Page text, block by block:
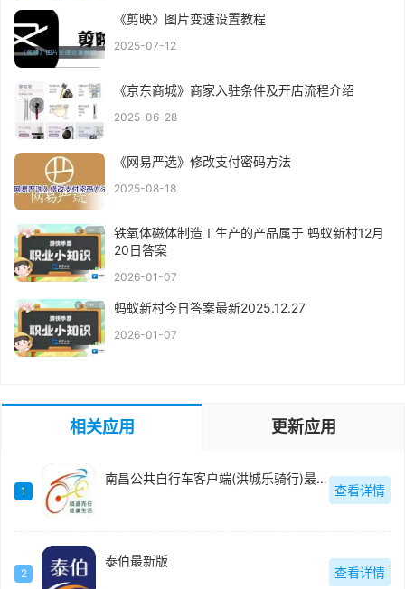
《剪映》图片变速设置教程
2025-07-12
《京东商城》商家入驻条件及开店流程介绍
2025-06-28
《网易严选》修改支付密码方法
2025-08-18
铁氧体磁体制造工生产的产品属于 蚂蚁新村12月
20日答案
2026-01-07
蚂蚁新村今日答案最新2025.12.27
2026-01-07
相关应用 更新应用
1
南昌公共自行车客户端(洪城乐骑行)最新版
查看详情
2
泰伯最新版
查看详情